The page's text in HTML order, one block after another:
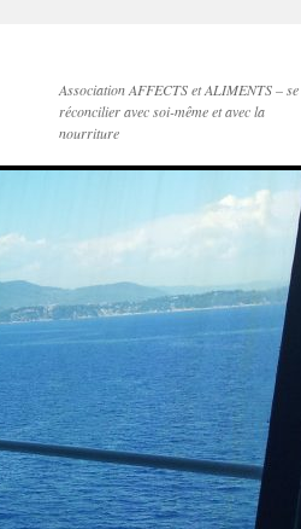
Association AFFECTS et ALIMENTS – se
réconcilier avec soi-même et avec la
nourriture